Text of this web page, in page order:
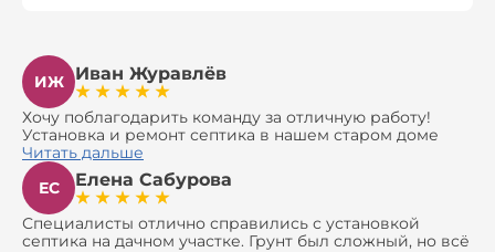
ИЖ Иван Журавлёв
Хочу поблагодарить команду за отличную работу!
Установка и ремонт септика в нашем старом доме
оказались сложной задачей, но ребята справились на
все 100%. Всё сделали аккуратно и профессионально.
Давали полезные рекомендации, не пытались
навязать ничего лишнего, помогли с выбором и
доставкой материалов, что позволило нам
сэкономить. Выполнили монтаж и демонтаж
Читать дальше
ЕС
Елена Сабурова
Специалисты отлично справились с установкой
септика на дачном участке. Грунт был сложный, но всё